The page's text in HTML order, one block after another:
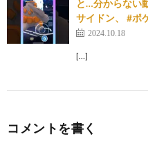
と…分からない
サイドン、 #ポ
2024.10.18
[…]
コメントを書く